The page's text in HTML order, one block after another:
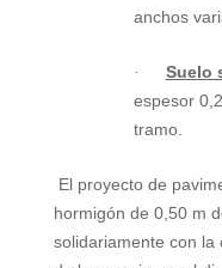
anchos
· Suelo
espesor
tramo.
El proyecto de
hormigón de 0,50 m
solidariamente con la